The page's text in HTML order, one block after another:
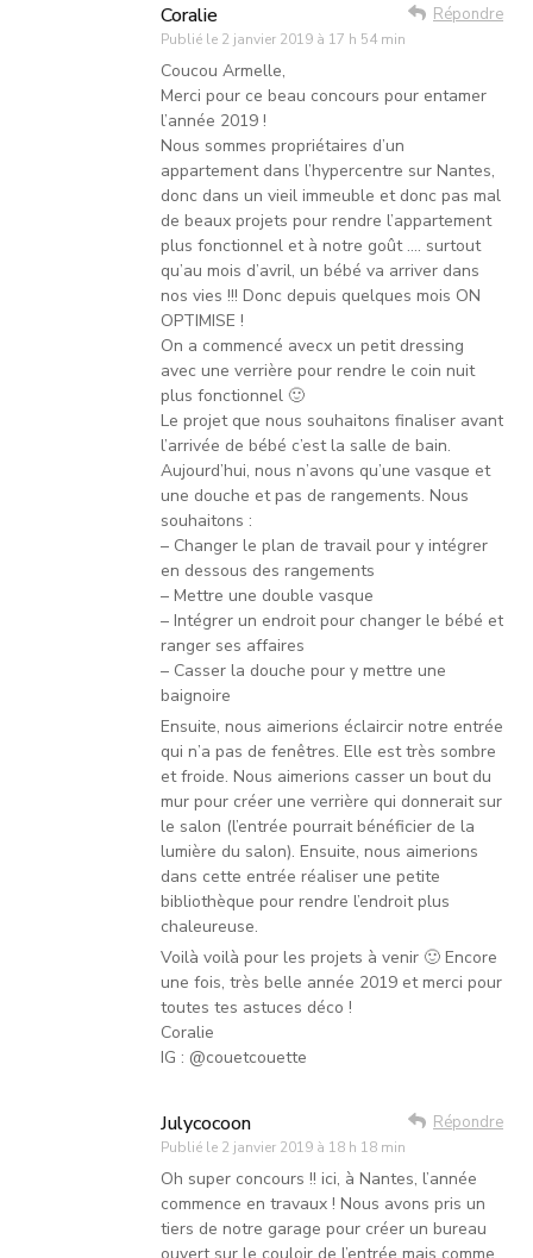
Coralie
Publié le 2 janvier 2019 à 17 h 54 min
Répondre
Coucou Armelle,
Merci pour ce beau concours pour entamer
l’année 2019 !
Nous sommes propriétaires d’un
appartement dans l’hypercentre sur Nantes,
donc dans un vieil immeuble et donc pas mal
de beaux projets pour rendre l’appartement
plus fonctionnel et à notre goût …. surtout
qu’au mois d’avril, un bébé va arriver dans
nos vies !!! Donc depuis quelques mois ON
OPTIMISE !
On a commencé avecx un petit dressing
avec une verrière pour rendre le coin nuit
plus fonctionnel 🙂
Le projet que nous souhaitons finaliser avant
l’arrivée de bébé c’est la salle de bain.
Aujourd’hui, nous n’avons qu’une vasque et
une douche et pas de rangements. Nous
souhaitons :
– Changer le plan de travail pour y intégrer
en dessous des rangements
– Mettre une double vasque
– Intégrer un endroit pour changer le bébé et
ranger ses affaires
– Casser la douche pour y mettre une
baignoire
Ensuite, nous aimerions éclaircir notre entrée
qui n’a pas de fenêtres. Elle est très sombre
et froide. Nous aimerions casser un bout du
mur pour créer une verrière qui donnerait sur
le salon (l’entrée pourrait bénéficier de la
lumière du salon). Ensuite, nous aimerions
dans cette entrée réaliser une petite
bibliothèque pour rendre l’endroit plus
chaleureuse.
Voilà voilà pour les projets à venir 🙂 Encore
une fois, très belle année 2019 et merci pour
toutes tes astuces déco !
Coralie
IG : @couetcouette
Julycocoon
Publié le 2 janvier 2019 à 18 h 18 min
Répondre
Oh super concours !! ici, à Nantes, l’année
commence en travaux ! Nous avons pris un
tiers de notre garage pour créer un bureau